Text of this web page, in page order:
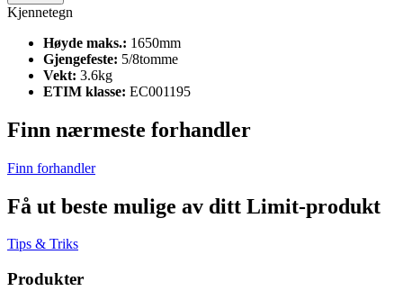
Kjennetegn
Høyde maks.: 1650mm
Gjengefeste: 5/8tomme
Vekt: 3.6kg
ETIM klasse: EC001195
Finn nærmeste forhandler
Finn forhandler
Få ut beste mulige av ditt Limit-produkt
Tips & Triks
Produkter